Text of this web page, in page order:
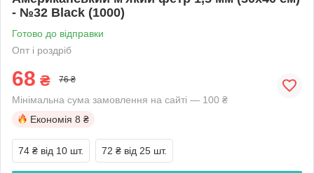
- №32 Black (1000)
Готово до відправки
Опт і роздріб
68 ₴ 76 ₴
Мінімальна сума замовлення на сайті — 100 ₴
Економія 8 ₴
74 ₴ від 10 шт. 72 ₴ від 25 шт.